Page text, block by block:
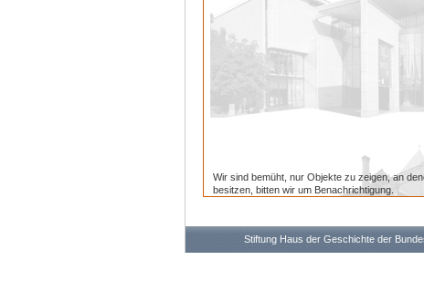
Wir sind bemüht, nur Objekte zu zeigen, an
besitzen, bitten wir um Benachrichtigung.
Stiftung Haus der Geschichte der